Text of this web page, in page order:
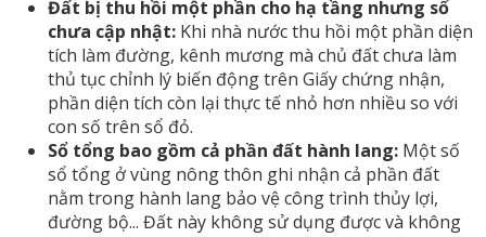
Đất bị thu hồi một phần cho hạ tầng nhưng sổ
chưa cập nhật: Khi nhà nước thu hồi một phần diện
tích làm đường, kênh mương mà chủ đất chưa làm
thủ tục chỉnh lý biến động trên Giấy chứng nhận,
phần diện tích còn lại thực tế nhỏ hơn nhiều so với
con số trên sổ đỏ.
Sổ tổng bao gồm cả phần đất hành lang: Một số
sổ tổng ở vùng nông thôn ghi nhận cả phần đất
nằm trong hành lang bảo vệ công trình thủy lợi,
đường bộ... Đất này không sử dụng được và không